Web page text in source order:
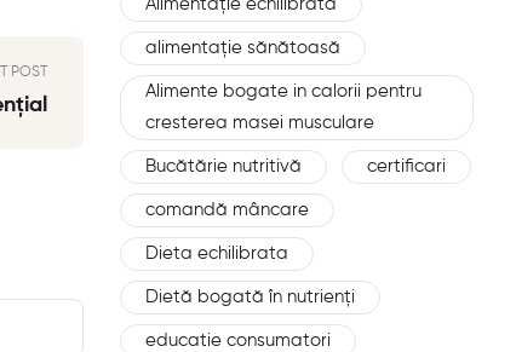
POST
Alimentație echilibrată
alimentație sănătoasă
Alimente bogate in calorii pentru
cresterea masei musculare
Bucătărie nutritivă certificari
comandă mâncare
Dieta echilibrata
Dietă bogată în nutrienți
educatie consumatori